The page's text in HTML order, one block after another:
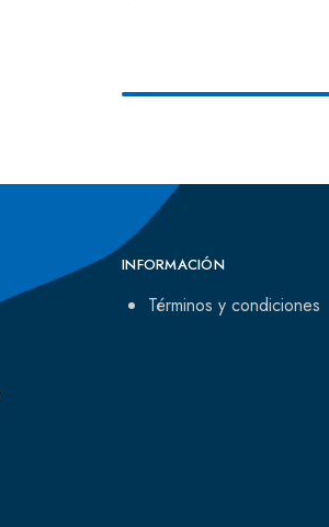
INFORMACIÓN
Términos y condiciones